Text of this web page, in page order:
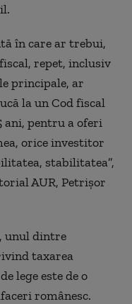
în care ar trebui,
repet, inclusiv
principale, ar
la un Cod fiscal
ani, pentru a oferi
orice investitor
stabilitatea”,
AUR, Petrişor
unul dintre
taxarea
lege este de o
românesc.